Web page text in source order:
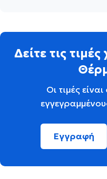
Δείτε τις
Οι τιμές
Εγγραφή